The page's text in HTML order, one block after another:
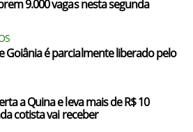
9.000 vagas nesta segunda
Goiânia é parcialmente liberado pelo
a Quina e leva mais de R$ 10
cotista vai receber